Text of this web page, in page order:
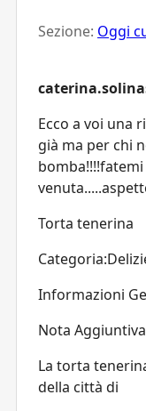
Sezione: Oggi
Ecco a voi una
già ma per chi
Torta tenerina
Informazioni
Nota
La torta
della città di